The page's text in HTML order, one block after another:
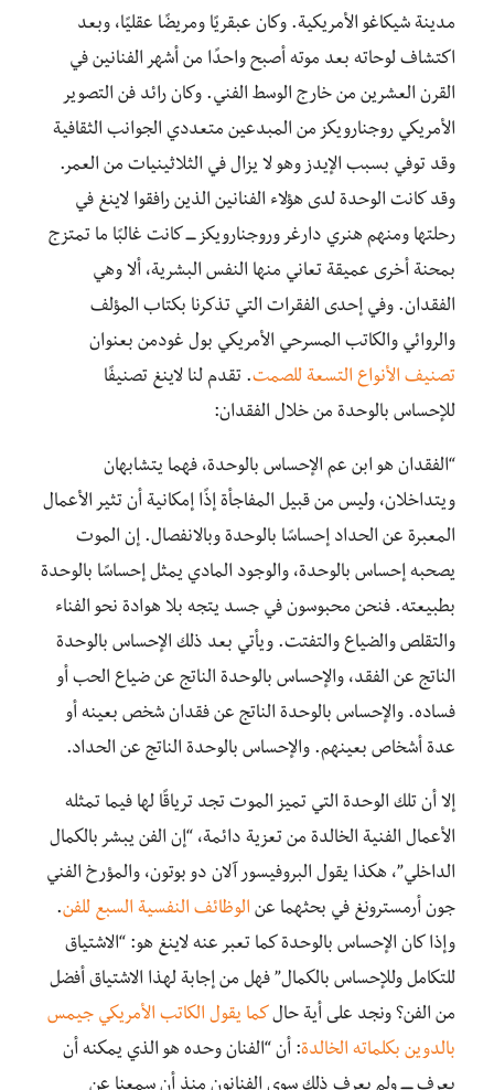
مدينة شيكاغو الأمريكية. وكان عبقريًا ومريضًا عقليًا، وبعد
اكتشاف لوحاته بعد موته أصبح واحدًا من أشهر الفنانين في
القرن العشرين من خارج الوسط الفني. وكان رائد فن التصوير
الأمريكي روجنارويكز من المبدعين متعددي الجوانب الثقافية
وقد توفي بسبب الإيدز وهو لا يزال في الثلاثينيات من العمر.
وقد كانت الوحدة لدى هؤلاء الفنانين الذين رافقوا لاينغ في
رحلتها ومنهم هنري دارغر وروجنارويكز ــــ كانت غالبًا ما تمتزج
بمحنة أخرى عميقة تعاني منها النفس البشرية، ألا وهي
الفقدان. وفي إحدى الفقرات التي تذكرنا بكتاب المؤلف
والروائي والكاتب المسرحي الأمريكي بول غودمن بعنوان
تصنيف الأنواع التسعة للصمت. تقدم لنا لاينغ تصنيفًا
للإحساس بالوحدة من خلال الفقدان:
“الفقدان هو ابن عم الإحساس بالوحدة، فهما يتشابهان
ويتداخلان، وليس من قبيل المفاجأة إذًا إمكانية أن تثير الأعمال
المعبرة عن الحداد إحساسًا بالوحدة وبالانفصال. إن الموت
يصحبه إحساس بالوحدة، والوجود المادي يمثل إحساسًا بالوحدة
بطبيعته. فنحن محبوسون في جسد يتجه بلا هوادة نحو الفناء
والتقلص والضياع والتفتت. ويأتي بعد ذلك الإحساس بالوحدة
الناتج عن الفقد، والإحساس بالوحدة الناتج عن ضياع الحب أو
فساده. والإحساس بالوحدة الناتج عن فقدان شخص بعينه أو
عدة أشخاص بعينهم. والإحساس بالوحدة الناتج عن الحداد.
إلا أن تلك الوحدة التي تميز الموت تجد ترياقًا لها فيما تمثله
الأعمال الفنية الخالدة من تعزية دائمة، “إن الفن يبشر بالكمال
الداخلي”، هكذا يقول البروفيسور آلان دو بوتون، والمؤرخ الفني
جون أرمسترونغ في بحثهما عن الوظائف النفسية السبع للفن.
وإذا كان الإحساس بالوحدة كما تعبر عنه لاينغ هو: “الاشتياق
للتكامل وللإحساس بالكمال” فهل من إجابة لهذا الاشتياق أفضل
من الفن؟ ونجد على أية حال كما يقول الكاتب الأمريكي جيمس
بالدوين بكلماته الخالدة: أن “الفنان وحده هو الذي يمكنه أن